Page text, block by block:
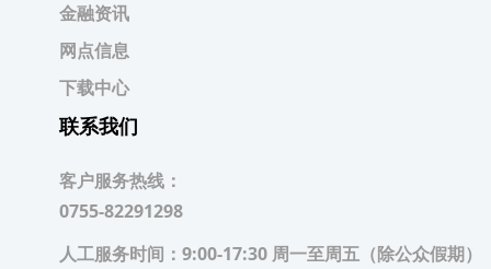
金融资讯
网点信息
下载中心
联系我们
客户服务热线：
0755-82291298
人工服务时间：9:00-17:30 周一至周五（除公众假期）